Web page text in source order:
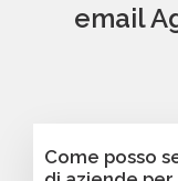
email
Come posso